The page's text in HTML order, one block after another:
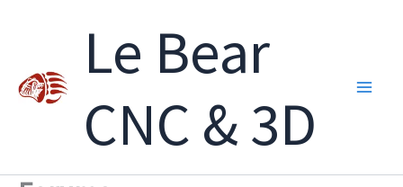
Le Bear
CNC & 3D